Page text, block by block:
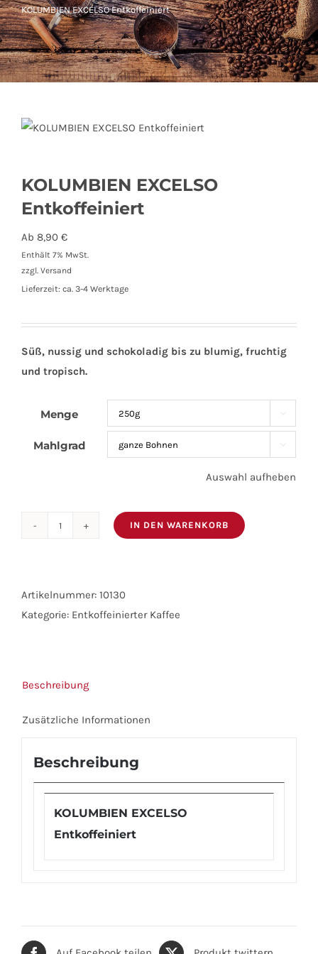
KOLUMBIEN EXCELSO Entkoffeiniert
KOLUMBIEN EXCELSO
Entkoffeiniert
Ab 8,90 €
Enthält 7% MwSt.
zzgl. Versand
Lieferzeit: ca. 3-4 Werktage
Süß, nussig und schokoladig bis zu blumig, fruchtig
und tropisch.
Menge 
Mahlgrad 
Auswahl aufheben
KOLUMBIEN
Menge
IN DEN WARENKORB
Artikelnummer: 10130
Kategorie: Entkoffeinierter Kaffee
Beschreibung
Zusätzliche Informationen
Beschreibung
KOLUMBIEN EXCELSO
Entkoffeiniert